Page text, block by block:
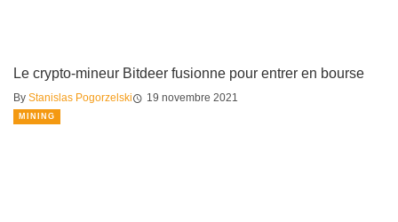
Le crypto-mineur Bitdeer fusionne pour entrer en bourse
By Stanislas Pogorzelski 19 novembre 2021
MINING